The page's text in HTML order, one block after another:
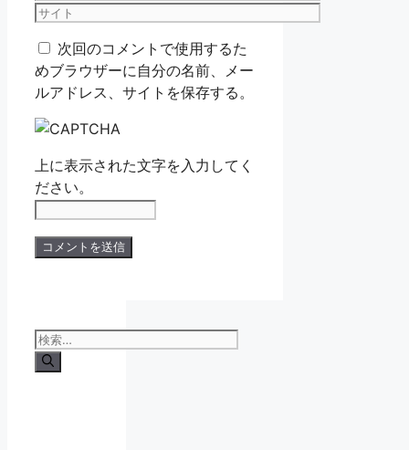
ー
サ
ト 次回のコメントで使用するた
めブラウザーに自分の名前、メー
ルアドレス、サイトを保存する。
上に表示された文字を入力してく
ださい。
検
索: